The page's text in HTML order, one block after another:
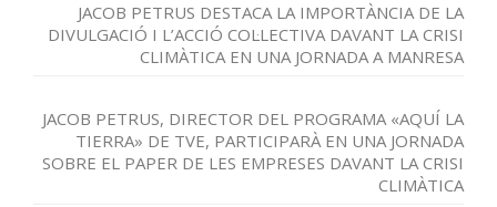
JACOB PETRUS DESTACA LA IMPORTÀNCIA DE LA
DIVULGACIÓ I L’ACCIÓ COL·LECTIVA DAVANT LA CRISI
CLIMÀTICA EN UNA JORNADA A MANRESA
JACOB PETRUS, DIRECTOR DEL PROGRAMA «AQUÍ LA
TIERRA» DE TVE, PARTICIPARÀ EN UNA JORNADA
SOBRE EL PAPER DE LES EMPRESES DAVANT LA CRISI
CLIMÀTICA